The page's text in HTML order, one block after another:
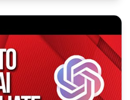
Affiliate Marketing